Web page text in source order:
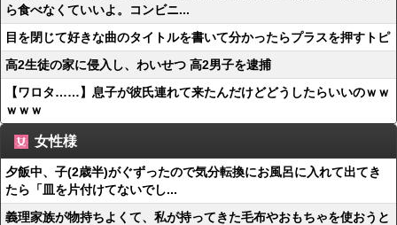
ら食べなくていいよ。コンビニ...
目を閉じて好きな曲のタイトルを書いて分かったらプラスを押すトピ
高2生徒の家に侵入し、わいせつ 高2男子を逮捕
【ワロタ……】息子が彼氏連れて来たんだけどどうしたらいいのｗｗ
ｗｗｗ
女性様
夕飯中、子(2歳半)がぐずったので気分転換にお風呂に入れて出てき
たら「皿を片付けてないでし...
義理家族が物持ちよくて、私が持ってきた毛布やおもちゃを使おうと